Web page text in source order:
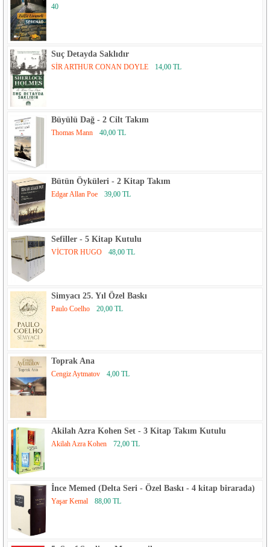
40
Suç Detayda Saklıdır
SİR ARTHUR CONAN DOYLE 14,00 TL
Büyülü Dağ - 2 Cilt Takım
Thomas Mann 40,00 TL
Bütün Öyküleri - 2 Kitap Takım
Edgar Allan Poe 39,00 TL
Sefiller - 5 Kitap Kutulu
VİCTOR HUGO 48,00 TL
Simyacı 25. Yıl Özel Baskı
Paulo Coelho 20,00 TL
Toprak Ana
Cengiz Aytmatov 4,00 TL
Akilah Azra Kohen Set - 3 Kitap Takım Kutulu
Akilah Azra Kohen 72,00 TL
İnce Memed (Delta Seri - Özel Baskı - 4 kitap birarada)
Yaşar Kemal 88,00 TL